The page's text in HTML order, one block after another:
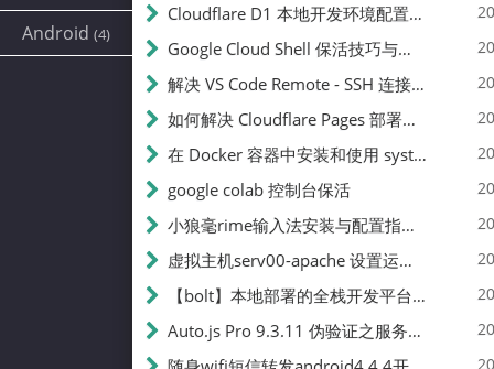
建站(5)
AI(10)
JavaScript(2)
python(2)
公关(1)
SEO(1)
Android (4)
Cloudflare D1 本地开发环境配置指南 | CF Pages Local Development Guide
Google Cloud Shell 保活技巧与配额时间查看方法
解决 VS Code Remote - SSH 连接失败问题：从权限问题到成功启动
如何解决 Cloudflare Pages 部署中的 API Token 权限问题
在 Docker 容器中安装和使用 systemctl 的完整指南
google colab 控制台保活
小狼毫rime输入法安装与配置指南：从基础到高级自定义
虚拟主机serv00-apache 设置运行目录
【bolt】本地部署的全栈开发平台，支持本地及众多API，本地一键生成应用，部署教程
Auto.js Pro 9.3.11 伪验证之服务器接口 Nginx 版
250
篇文章
✍️
231k
总字数
👥